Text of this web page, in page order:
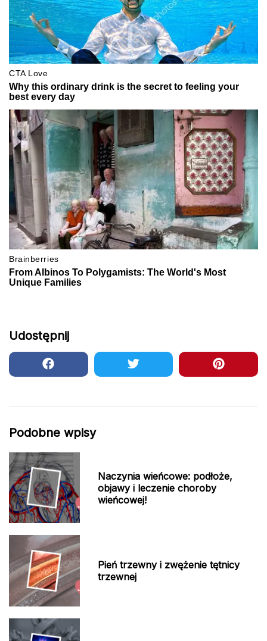
Udostępnij
Podobne wpisy
Naczynia wieńcowe: podłoże,
objawy i leczenie choroby
wieńcowej!
Pień trzewny i zwężenie tętnicy
trzewnej